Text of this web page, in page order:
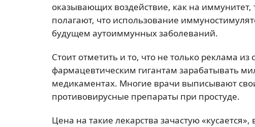
оказывающих воздействие, как на
полагают, что использование
будущем аутоиммунных заболеваний.
Стоит отметить и то, что не только реклама
фармацевтическим гигантам зарабатывать
медикаментах. Многие врачи выписывают
противовирусные препараты при простуде.
Цена на такие лекарства зачастую